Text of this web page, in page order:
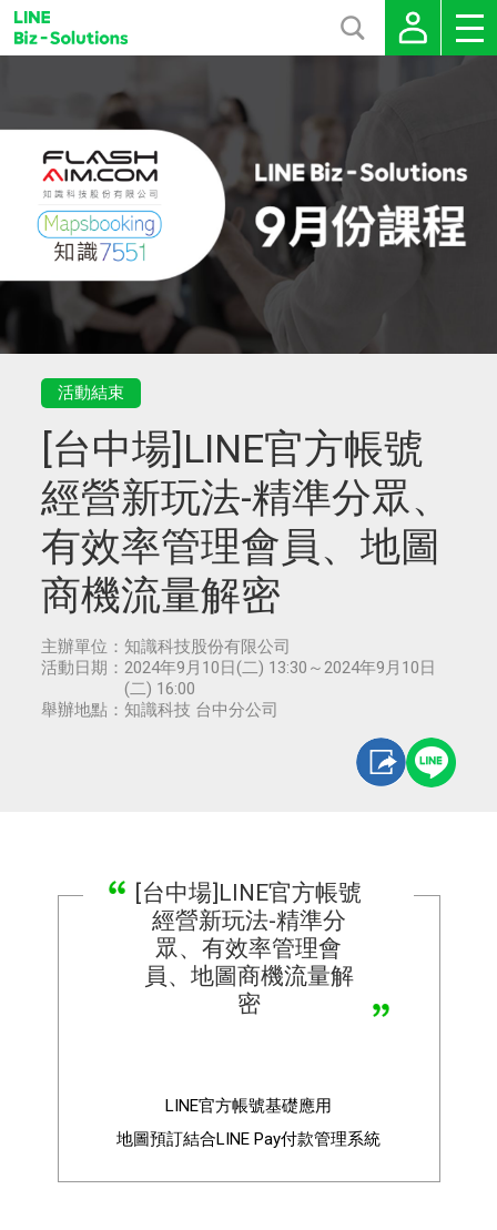
活動結束
[台中場]LINE官方帳號
經營新玩法-精準分眾、
有效率管理會員、地圖
商機流量解密
主辦單位： 知識科技股份有限公司
活動日期： 2024年9月10日(二) 13:30～2024年9月10日
(二) 16:00
舉辦地點： 知識科技 台中分公司
[台中場]LINE官方帳號
經營新玩法-精準分
眾、有效率管理會
員、地圖商機流量解
密
LINE官方帳號基礎應用
地圖預訂結合LINE Pay付款管理系統